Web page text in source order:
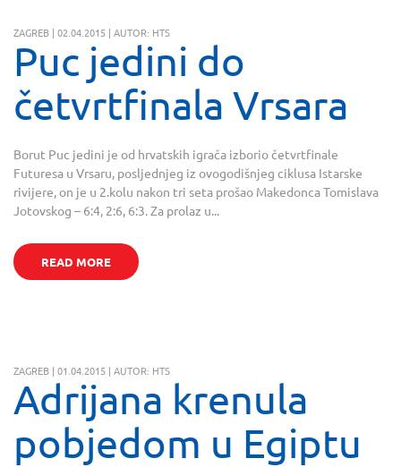
ZAGREB | 02.04.2015 | AUTOR: HTS
Puc jedini do
četvrtfinala Vrsara
Borut Puc jedini je od hrvatskih igrača izborio četvrtfinale
Futuresa u Vrsaru, posljednjeg iz ovogodišnjeg ciklusa Istarske
rivijere, on je u 2.kolu nakon tri seta prošao Makedonca Tomislava
Jotovskog – 6:4, 2:6, 6:3. Za prolaz u...
READ MORE
ZAGREB | 01.04.2015 | AUTOR: HTS
Adrijana krenula
pobjedom u Egiptu